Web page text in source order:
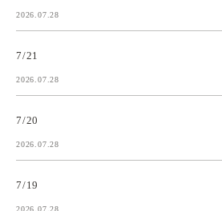
2026.07.28
7/21
2026.07.28
7/20
2026.07.28
7/19